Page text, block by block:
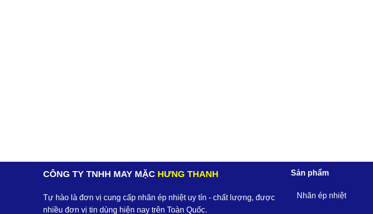
CÔNG TY TNHH MAY MẶC HƯNG THANH
Tự hào là đơn vị cung cấp nhãn ép nhiệt uy tín - chất lượng, được
nhiều đơn vị tin dùng hiện nay trên Toàn Quốc.
Sản phẩm
Nhãn ép nhiệt